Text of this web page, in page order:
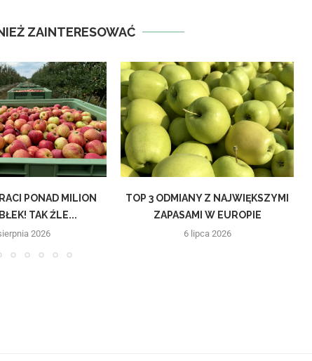
ZAINTERESOWAĆ
PONAD MILION
TAK ŹLE...
2026
TOP 3 ODMIANY Z NAJWIĘKSZYMI
ZAPASAMI W EUROPIE
6 lipca 2026